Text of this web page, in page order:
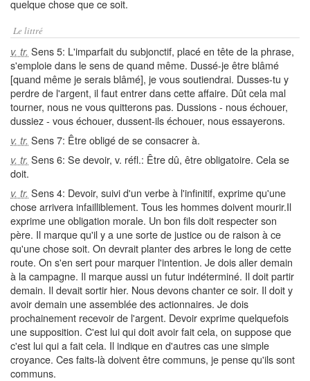
quelque chose que ce soit.
Le littré
v. tr. Sens 5: L'imparfait du subjonctif, placé en tête de la phrase,
s'emploie dans le sens de quand même. Dussé-je être blâmé
[quand même je serais blâmé], je vous soutiendrai. Dusses-tu y
perdre de l'argent, il faut entrer dans cette affaire. Dût cela mal
tourner, nous ne vous quitterons pas. Dussions - nous échouer,
dussiez - vous échouer, dussent-ils échouer, nous essayerons.
v. tr. Sens 7: Être obligé de se consacrer à.
v. tr. Sens 6: Se devoir, v. réfl.: Être dû, être obligatoire. Cela se
doit.
v. tr. Sens 4: Devoir, suivi d'un verbe à l'infinitif, exprime qu'une
chose arrivera infailliblement. Tous les hommes doivent mourir.Il
exprime une obligation morale. Un bon fils doit respecter son
père. Il marque qu'il y a une sorte de justice ou de raison à ce
qu'une chose soit. On devrait planter des arbres le long de cette
route. On s'en sert pour marquer l'intention. Je dois aller demain
à la campagne. Il marque aussi un futur indéterminé. Il doit partir
demain. Il devait sortir hier. Nous devons chanter ce soir. Il doit y
avoir demain une assemblée des actionnaires. Je dois
prochainement recevoir de l'argent. Devoir exprime quelquefois
une supposition. C'est lui qui doit avoir fait cela, on suppose que
c'est lui qui a fait cela. Il indique en d'autres cas une simple
croyance. Ces faits-là doivent être communs, je pense qu'ils sont
communs.